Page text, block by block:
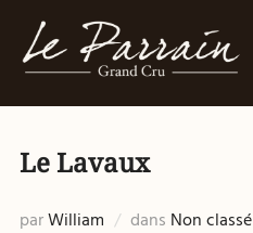
contenu
Le Lavaux
parWilliam dans Non classé